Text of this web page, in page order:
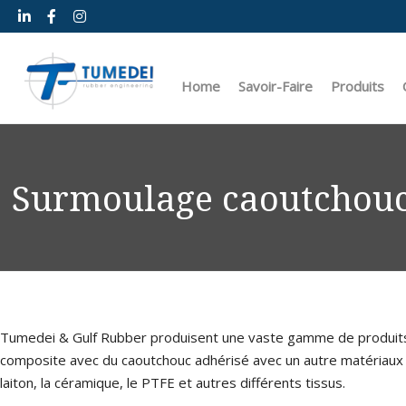
Home
Nos implantations dans le monde
Savoir-Faire
Laboratoire de recherche
Production
Produits
Joints
Joints à
Surmoulage
Tumedei & Gulf Rubber produisent une vaste gamme de
composite avec du caoutchouc adhérisé avec un autre
laiton, la céramique, le PTFE et autres différents tissus.